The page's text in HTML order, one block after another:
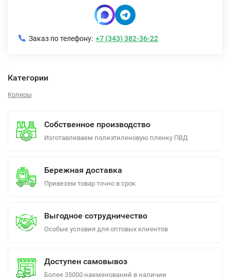
Заказ по телефону: +7 (343) 382-36-22
Категории
Колеры
Собственное производство
Изготавливаем полиэтиленовую пленку ПВД
Бережная доставка
Привезем товар точно в срок
Выгодное сотрудничество
Особые условия для оптовых клиентов
Доступен самовывоз
Более 35000 наименований в наличии